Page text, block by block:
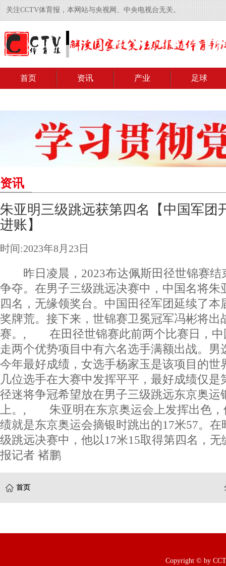
关注CCTV体育报，本网站与央视网、中央电视台无关。
首页 资讯 产业 足球
资讯
朱亚明三级跳远获第四名【中国军团
进账】
时间:2023年8月23日
昨日凌晨，2023布达佩斯田径世锦赛结
争夺。在男子三级跳远决赛中，中国名将朱
四名，无缘领奖台。中国田径军团延续了本
奖牌荒。接下来，世锦赛卫冕冠军冯彬将出
赛。, 在田径世锦赛此前两个比赛日，中
走两个优势项目中有六名选手满额出战。男
今年最好成绩，女选手杨家玉是该项目的世
几位选手在大赛中发挥平平，最好成绩仅是
径迷将争冠希望放在男子三级跳远东京奥运
上。, 朱亚明在东京奥运会上发挥出色，
绩就是东京奥运会摘银时跳出的17米57。
级跳远决赛中，他以17米15取得第四名
报记者 褚鹏
首页
Copyright © by